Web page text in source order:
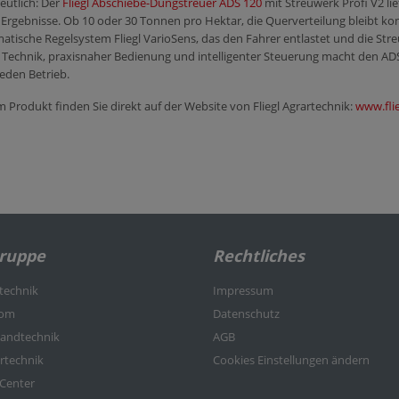
Ob 10 oder 30 Tonnen pro Hektar, die Querverteilung bleibt
Regelsystem Fliegl VarioSens, das den Fahrer entlastet und die
praxisnaher Bedienung und intelligenter Steuerung macht den
Betrieb.
Produkt finden Sie direkt auf der Website von Fliegl Agrartechnik:
Rechtliches
Impressum
Datenschutz
AGB
Cookies Einstellungen ändern